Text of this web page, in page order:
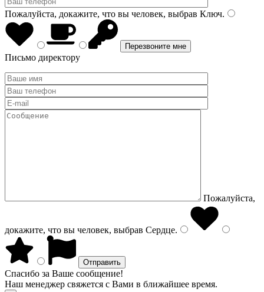
Пожалуйста, докажите, что вы человек, выбрав Ключ.
Письмо директору
Пожалуйста,
докажите, что вы человек, выбрав Сердце.
Спасибо за Ваше сообщение!
Наш менеджер свяжется с Вами в ближайшее время.